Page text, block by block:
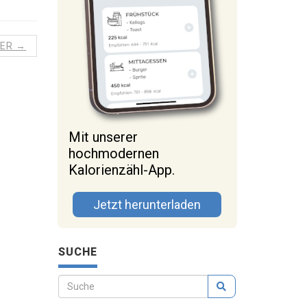
→
Mit unserer
hochmodernen
Kalorienzähl-App.
Jetzt herunterladen
SUCHE